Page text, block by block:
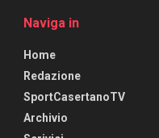
Naviga in
Home
Redazione
SportCasertanoTV
Archivio